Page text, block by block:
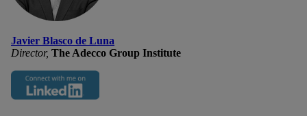
Javier Blasco de Luna
Director, The Adecco Group Institute